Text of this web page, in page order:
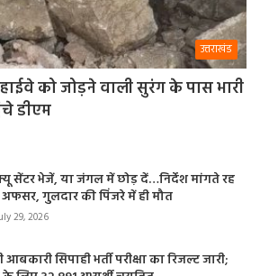
उत्तराखंड
को जोड़ने वाली सुरंग के पास भारी
डीएम
सेंटर भेजें, या जंगल में छोड़ दें…निर्देश मांगते रह
गुलदार की पिंजरे में ही मौत
29, 2026
आबकारी सिपाही भर्ती परीक्षा का रिजल्ट जारी;